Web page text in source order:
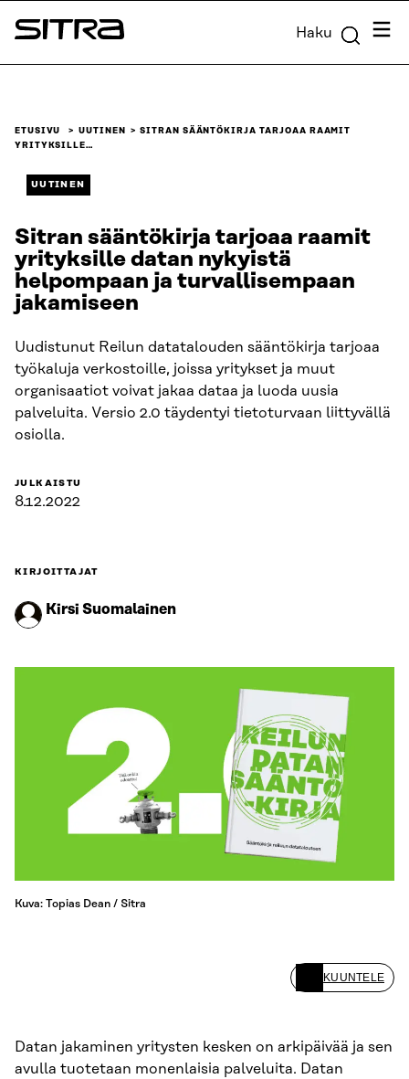
Siirry
suoraan
Sitra Haku
ETUSIVU UUTINEN
SITRAN SÄÄNTÖKIRJA TARJOAA RAAMIT
YRITYKSILLE…
UUTINEN
Sitran sääntökirja tarjoaa raamit
yrityksille datan nykyistä
helpompaan ja turvallisempaan
jakamiseen
Uudistunut Reilun datatalouden sääntökirja tarjoaa
työkaluja verkostoille, joissa yritykset ja muut
organisaatiot voivat jakaa dataa ja luoda uusia
palveluita. Versio 2.0 täydentyi tietoturvaan liittyvällä
osiolla.
JULKAISTU
8.12.2022
KIRJOITTAJAT
Kirsi Suomalainen
Kuva: Topias Dean / Sitra
KUUNTELE
Datan jakaminen yritysten kesken on arkipäivää ja sen
avulla tuotetaan monenlaisia palveluita. Datan